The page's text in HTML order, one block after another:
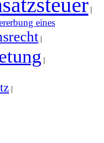
|
eines
|
|
|